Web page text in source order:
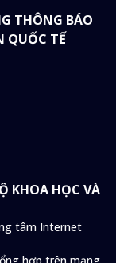
THÔNG BÁO
QUỐC TẾ
KHOA HỌC VÀ
tâm Internet
hợp trên mạng